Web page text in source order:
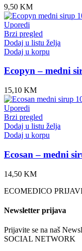
9,50 KM
Uporedi
Brzi pregled
Dodaj u listu želja
Dodaj u korpu
Ecopyn – medni
15,10 KM
Uporedi
Brzi pregled
Dodaj u listu želja
Dodaj u korpu
Ecosan – medni
14,50 KM
ECOMEDICO
Newsletter prijava
Prijavite se na naš
SOCIAL NETWORK